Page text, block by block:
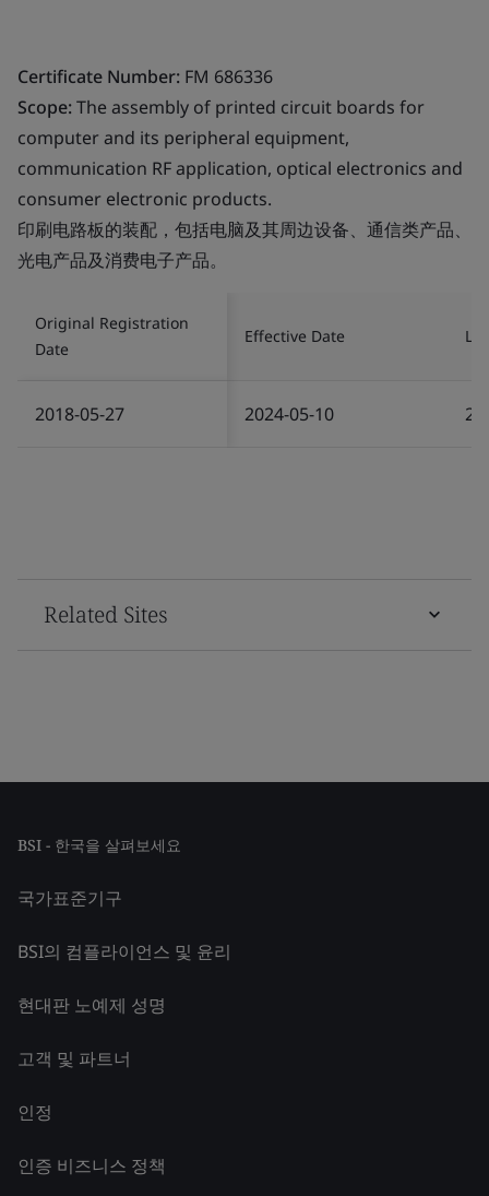
Certificate Number: FM 686336
Scope:The assembly of printed circuit boards for
computer and its peripheral equipment,
communication RF application, optical electronics and
consumer electronic products.
印刷电路板的装配，包括电脑及其周边设备、通信类产品、
光电产品及消费电子产品。
Original Registration
Date
Effective Date
2018-05-27 2024-05-10
Related Sites
BSI - 한국을 살펴보세요
국가표준기구
BSI의 컴플라이언스 및 윤리
현대판 노예제 성명
고객 및 파트너
인정
인증 비즈니스 정책